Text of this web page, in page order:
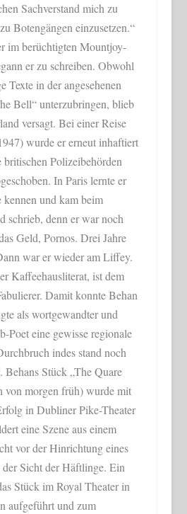
Sachverstand mich zu
Botengängen einzusetzen.“
im berüchtigten Mountjoy-
er zu schreiben. Obwohl
Texte in der angesehenen
Bell“ unterzubringen, blieb
versagt. Bei einer Reise
wurde er erneut inhaftiert
Polizeibehörden
In Paris lernte er
kennen und kam beim
schrieb, denn er war noch
Geld, Pornos. Drei Jahre
war er wieder am Liffey.
Kaffeehausliterat, ist dem
Damit konnte Behan
als wortgewandter und
Poet eine gewisse regionale
indes stand noch
Behans Stück „The Quare
von morgen früh) wurde mit
in Dubliner Pike-Theater
eine Szene aus einem
vor der Hinrichtung eines
Sicht der Häftlinge. Ein
Stück im Royal Theater in
aufgeführt und zum